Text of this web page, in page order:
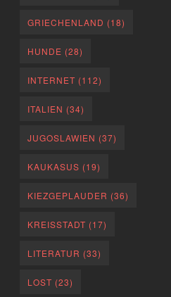
GRIECHENLAND (18)
HUNDE (28)
INTERNET (112)
ITALIEN (34)
JUGOSLAWIEN (37)
KAUKASUS (19)
KIEZGEPLAUDER (36)
KREISSTADT (17)
LITERATUR (33)
LOST (23)